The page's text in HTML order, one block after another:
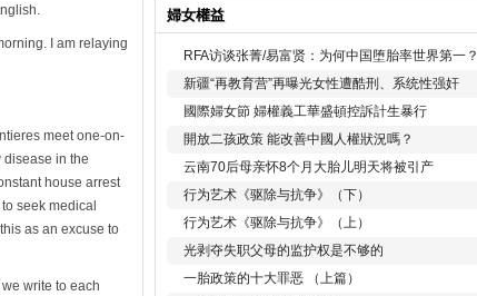
I am relaying
meet one-on-
in the
house arrest
seek medical
as an excuse to
write to each
婦女權益
RFA访谈张菁/易富贤：为何中国堕胎率世界第一？
新疆“再教育营”再曝光女性遭酷刑、系统性强奸
國際婦女節 婦權義工華盛頓控訴計生暴行
開放二孩政策 能改善中國人權狀況嗎？
云南70后母亲怀8个月大胎儿明天将被引产
行为艺术《驱除与抗争》（下）
行为艺术《驱除与抗争》（上）
光剥夺失职父母的监护权是不够的
一胎政策的十大罪恶 （上篇）